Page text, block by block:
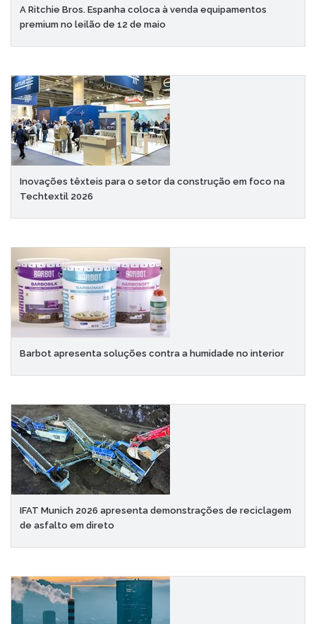
A Ritchie Bros. Espanha coloca à venda equipamentos
premium no leilão de 12 de maio
Inovações têxteis para o setor da construção em foco na
Techtextil 2026
Barbot apresenta soluções contra a humidade no interior
IFAT Munich 2026 apresenta demonstrações de reciclagem
de asfalto em direto